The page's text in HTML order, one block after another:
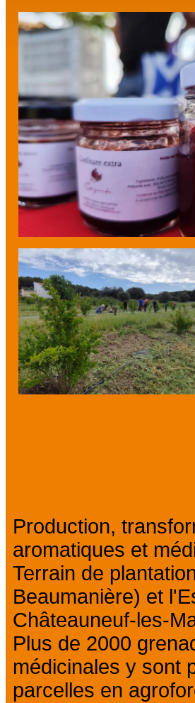
Production,
aromatiques et
Terrain de
Beaumanière) et
Châteauneuf-les-
Plus de 2000
médicinales y sont
parcelles en